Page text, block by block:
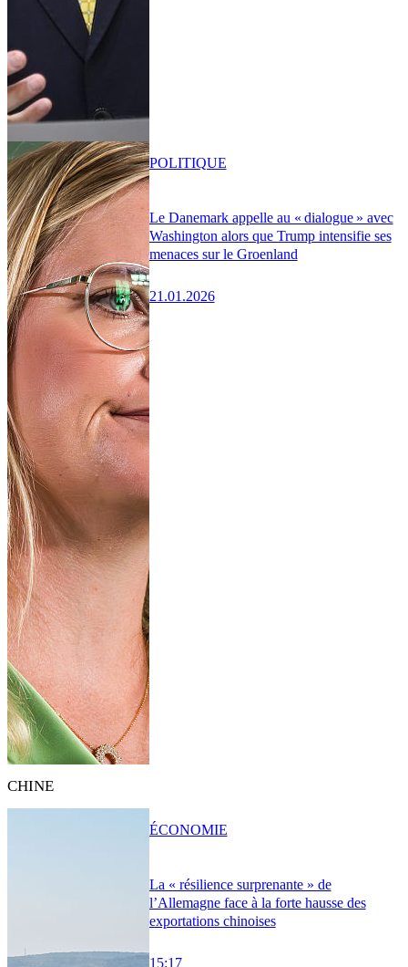
Le Danemark appelle au « dialogue » avec
Washington alors que Trump intensifie ses
menaces sur le Groenland
21.01.2026
POLITIQUE
CHINE
La « résilience surprenante » de
l’Allemagne face à la forte hausse des
exportations chinoises
15:17
ÉCONOMIE